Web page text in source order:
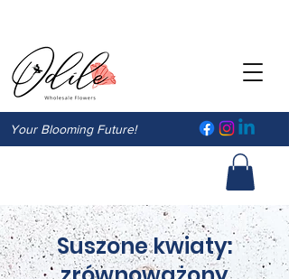
Your Blooming Future!
Suszone kwiaty: